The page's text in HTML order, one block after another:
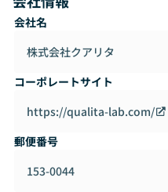
クトを進行させることもあり
上で可能な限りモダンなア
年現在においてフロントエ
jsを採用しています。インフ
注目を集めているSSTを採
ベースのソリューションを
軟性を両立しています。
会社名
株式会社クアリタ
コーポレートサイト
https://qualita-lab.com/
郵便番号
153-0044